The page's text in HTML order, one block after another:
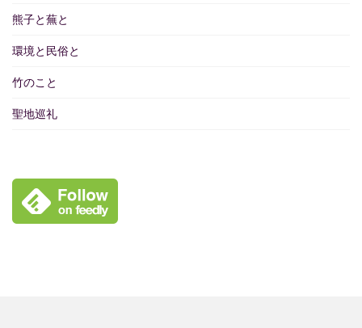
熊子と蕪と
環境と民俗と
竹のこと
聖地巡礼